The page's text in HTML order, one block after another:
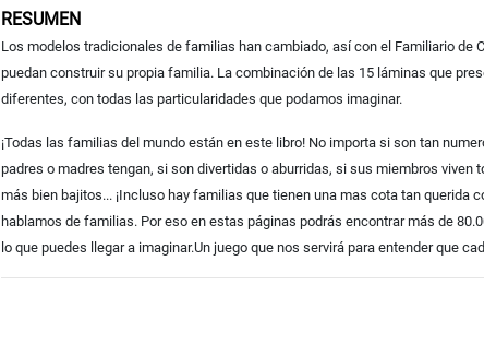
RESUMEN
Los modelos tradicionales de familias han cambiado, así con el Familiario de
puedan construir su propia familia. La combinación de las 15 láminas que
diferentes, con todas las particularidades que podamos imaginar.
¡Todas las familias del mundo están en este libro! No importa si son tan
padres o madres tengan, si son divertidas o aburridas, si sus miembros viven
más bien bajitos... ¡Incluso hay familias que tienen una mas cota tan querida
hablamos de familias. Por eso en estas páginas podrás encontrar más de
lo que puedes llegar a imaginar.Un juego que nos servirá para entender que